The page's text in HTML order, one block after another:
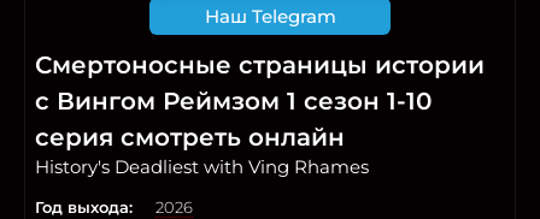
Наш Telegram
Смертоносные страницы истории
с Вингом Реймзом 1 сезон 1-10
серия смотреть онлайн
History's Deadliest with Ving Rhames
Год выхода:
2026